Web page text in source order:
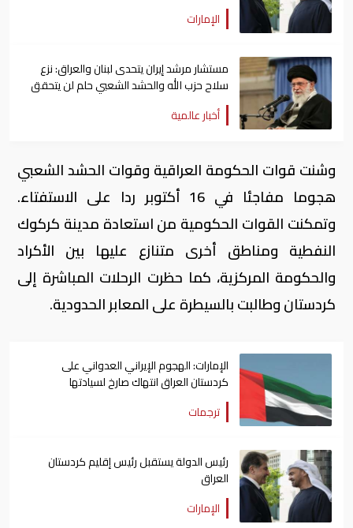
الإمارات
مستشار مرشد إيران يتحدى لبنان والعراق: نزع
سلاح حزب الله والحشد الشعبي حلم لن يتحقق
أخبار عالمية
وشنت قوات الحكومة العراقية وقوات الحشد الشعبي
هجوما مفاجئا في 16 أكتوبر ردا على الاستفتاء.
وتمكنت القوات الحكومية من استعادة مدينة كركوك
النفطية ومناطق أخرى متنازع عليها بين الأكراد
والحكومة المركزية، كما حظرت الرحلات المباشرة إلى
كردستان وطالبت بالسيطرة على المعابر الحدودية.
الإمارات: الهجوم الإيراني العدواني على
كردستان العراق انتهاك صارخ لسيادتها
ترجمات
رئيس الدولة يستقبل رئيس إقليم كردستان
العراق
الإمارات